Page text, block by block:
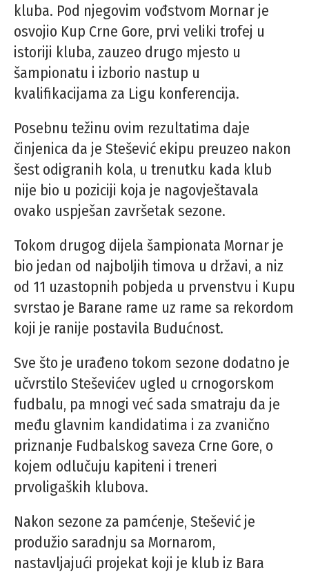
kluba. Pod njegovim vođstvom Mornar je
osvojio Kup Crne Gore, prvi veliki trofej u
istoriji kluba, zauzeo drugo mjesto u
šampionatu i izborio nastup u
kvalifikacijama za Ligu konferencija.
Posebnu težinu ovim rezultatima daje
činjenica da je Stešević ekipu preuzeo nakon
šest odigranih kola, u trenutku kada klub
nije bio u poziciji koja je nagovještavala
ovako uspješan završetak sezone.
Tokom drugog dijela šampionata Mornar je
bio jedan od najboljih timova u državi, a niz
od 11 uzastopnih pobjeda u prvenstvu i Kupu
svrstao je Barane rame uz rame sa rekordom
koji je ranije postavila Budućnost.
Sve što je urađeno tokom sezone dodatno je
učvrstilo Steševićev ugled u crnogorskom
fudbalu, pa mnogi već sada smatraju da je
među glavnim kandidatima i za zvanično
priznanje Fudbalskog saveza Crne Gore, o
kojem odlučuju kapiteni i treneri
prvoligaških klubova.
Nakon sezone za pamćenje, Stešević je
produžio saradnju sa Mornarom,
nastavljajući projekat koji je klub iz Bara